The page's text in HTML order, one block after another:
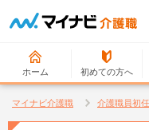
ホーム 初めての方へ
マイナビ介護職 介護職員初